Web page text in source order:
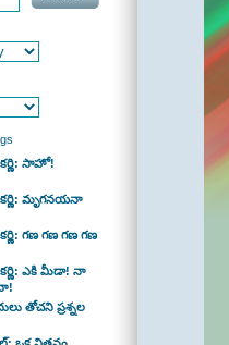
సాహో!
మృగనయనా
గణ గణ గణ గణ
ఎకి మీడా! నా
తోచని ప్రశ్నల